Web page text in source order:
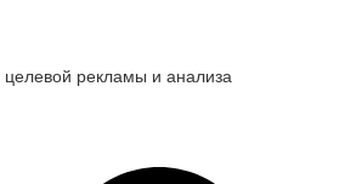
рекламы и анализа